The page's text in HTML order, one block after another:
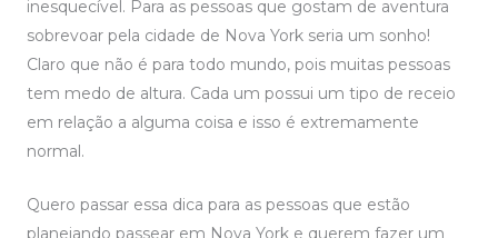
inesquecível. Para as pessoas que gostam de aventura
sobrevoar pela cidade de Nova York seria um sonho!
Claro que não é para todo mundo, pois muitas pessoas
tem medo de altura. Cada um possui um tipo de receio
em relação a alguma coisa e isso é extremamente
normal.
Quero passar essa dica para as pessoas que estão
planejando passear em Nova York e querem fazer um